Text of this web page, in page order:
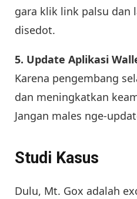
gara klik link palsu dan
disedot.
5. Update Aplikasi
Karena pengembang
dan meningkatkan
Jangan males nge-
Studi Kasus
Dulu, Mt. Gox adalah